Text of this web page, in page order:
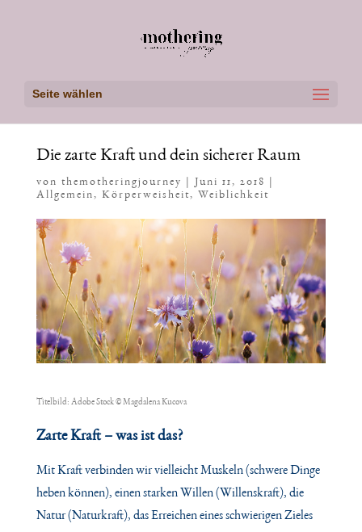
Seite wählen
Die zarte Kraft und dein sicherer Raum
von themotheringjourney Juni 11, 2018
Allgemein, Körperweisheit, Weiblichkeit
Titelbild: Adobe Stock © Magdalena Kucova
Zarte Kraft – was ist das?
Mit Kraft verbinden wir vielleicht Muskeln (schwere Dinge
heben können), einen starken Willen (Willenskraft), die
Natur (Naturkraft), das Erreichen eines schwierigen Zieles